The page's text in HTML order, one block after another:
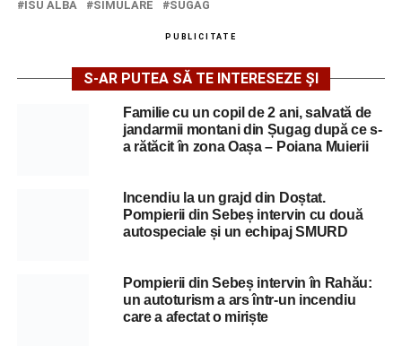
ISU ALBA SIMULARE SUGAG
PUBLICITATE
S-AR PUTEA SĂ TE INTERESEZE ȘI
Familie cu un copil de 2 ani, salvată de
jandarmii montani din Șugag după ce s-
a rătăcit în zona Oașa – Poiana Muierii
Incendiu la un grajd din Doștat.
Pompierii din Sebeș intervin cu două
autospeciale și un echipaj SMURD
Pompierii din Sebeș intervin în Rahău:
un autoturism a ars într-un incendiu
care a afectat o miriște